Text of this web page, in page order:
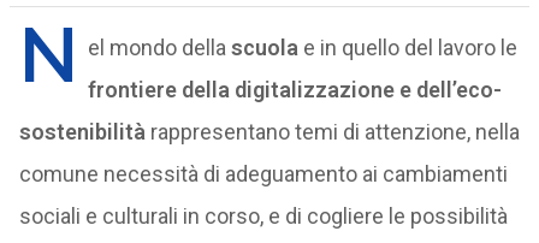
N el mondo della scuola e in quello del lavoro le
frontiere della digitalizzazione e dell’eco-
sostenibilità rappresentano temi di attenzione, nella
comune necessità di adeguamento ai cambiamenti
sociali e culturali in corso, e di cogliere le possibilità